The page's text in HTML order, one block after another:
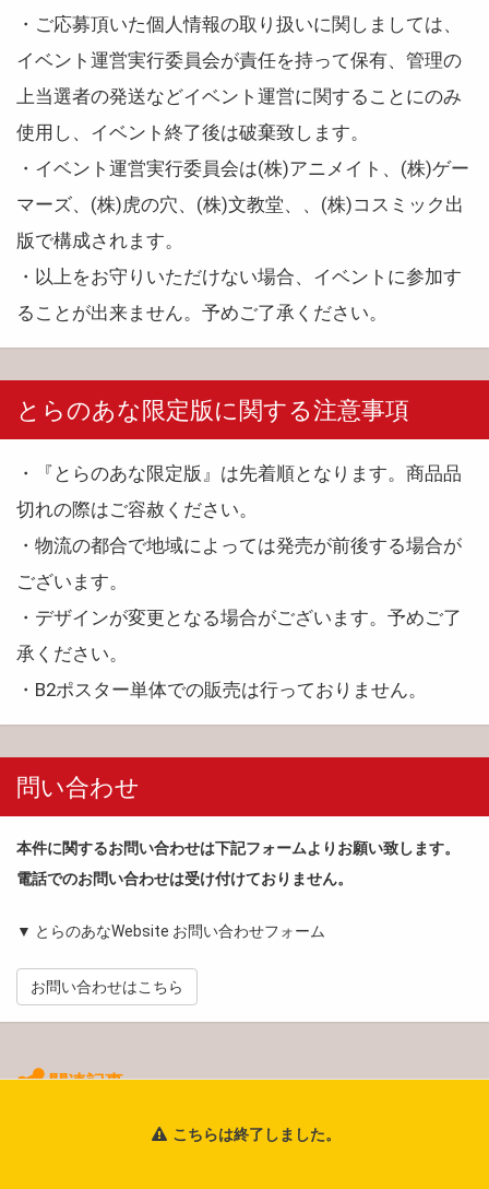
・ご応募頂いた個人情報の取り扱いに関しましては、
イベント運営実行委員会が責任を持って保有、管理の
上当選者の発送などイベント運営に関することにのみ
使用し、イベント終了後は破棄致します。
・イベント運営実行委員会は(株)アニメイト、(株)ゲー
マーズ、(株)虎の穴、(株)文教堂、、(株)コスミック出
版で構成されます。
・以上をお守りいただけない場合、イベントに参加す
ることが出来ません。予めご了承ください。
とらのあな限定版に関する注意事項
・『とらのあな限定版』は先着順となります。商品品
切れの際はご容赦ください。
・物流の都合で地域によっては発売が前後する場合が
ございます。
・デザインが変更となる場合がございます。予めご了
承ください。
・B2ポスター単体での販売は行っておりません。
問い合わせ
本件に関するお問い合わせは下記フォームよりお願い致します。
電話でのお問い合わせは受け付けておりません。
▼ とらのあなWebsite お問い合わせフォーム
お問い合わせはこちら
関連記事
フェア・イベント 書籍
こちらは終了しました。